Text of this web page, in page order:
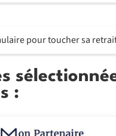
pour toucher sa
: